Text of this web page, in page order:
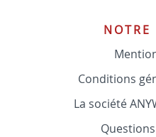
NOTRE
Conditions
La société